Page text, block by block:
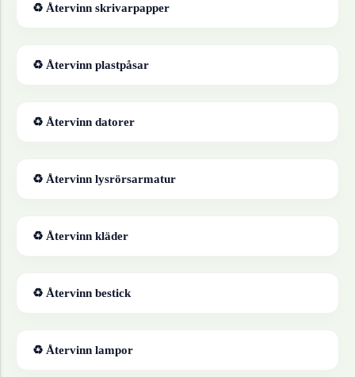
♻ Återvinn skrivarpapper
♻ Återvinn plastpåsar
♻ Återvinn datorer
♻ Återvinn lysrörsarmatur
♻ Återvinn kläder
♻ Återvinn bestick
♻ Återvinn lampor